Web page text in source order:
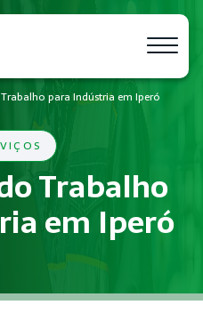
para Indústria em Iperó
Trabalho
em Iperó
Trabalho?